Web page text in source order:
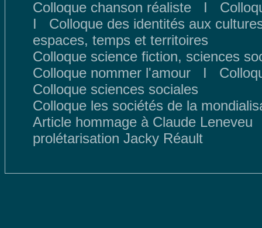
Colloque chanson réaliste I
I Colloque des identités aux
espaces, temps et territoires
Colloque science fiction, sciences
Colloque nommer l'amour I
Colloque sciences sociales
Colloque les sociétés de la
Article hommage à Claude Leneveu
prolétarisation Jacky Réault